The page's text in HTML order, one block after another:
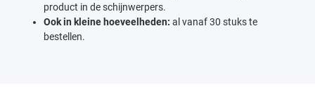
product in de schijnwerpers.
Ook in kleine hoeveelheden: al vanaf 30 stuks te
bestellen.